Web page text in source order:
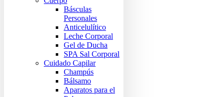
Básculas
Personales
Anticelulítico
Leche Corporal
Gel de Ducha
SPA Sal Corporal
Cuidado Capilar
Champús
Bálsamo
Aparatos para el